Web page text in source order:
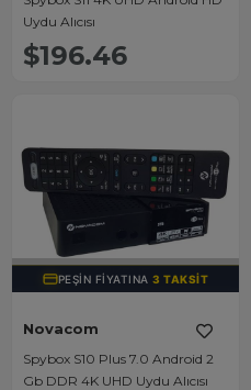
Uydu Alıcısı
$196.46
TÜKENDI
PEŞIN FIYATINA3 TAKSIT
Novacom
Spybox S10 Plus 7.0 Android 2
Gb DDR 4K UHD Uydu Alıcısı